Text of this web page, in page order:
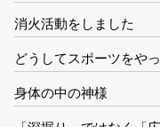
消火活動をしました
どうしてスポーツをや
身体の中の神様